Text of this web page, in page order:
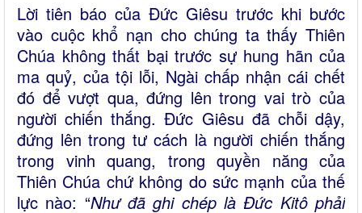
Lời tiên báo của Đức Giêsu trước khi bước
vào cuộc khổ nạn cho chúng ta thấy Thiên
Chúa không thất bại trước sự hung hãn của
ma quỷ, của tội lỗi, Ngài chấp nhận cái chết
đó để vượt qua, đứng lên trong vai trò của
người chiến thắng. Đức Giêsu đã chỗi dậy,
đứng lên trong tư cách là người chiến thắng
trong vinh quang, trong quyền năng của
Thiên Chúa chứ không do sức mạnh của thế
lực nào: “Như đã ghi chép là Ðức Kitô phải